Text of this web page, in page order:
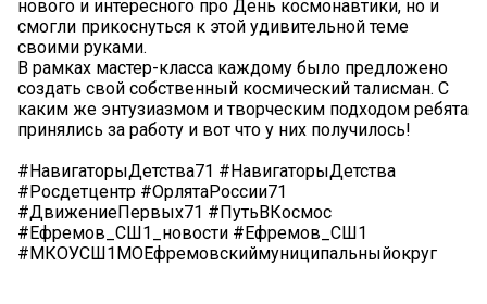
нового и интересного про День космонавтики, но и
смогли прикоснуться к этой удивительной теме
своими руками.
В рамках мастер-класса каждому было предложено
создать свой собственный космический талисман. С
каким же энтузиазмом и творческим подходом ребята
принялись за работу и вот что у них получилось!
#НавигаторыДетства71 #НавигаторыДетства
#Росдетцентр #ОрлятаРоссии71
#ДвижениеПервых71 #ПутьВКосмос
#Ефремов_СШ1_новости #Ефремов_СШ1
#МКОУСШ1МОЕфремовскиймуниципальныйокруг